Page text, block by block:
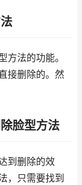
方法的功能。
接删除的。然
脸型方法
到删除的效
，只需要找到